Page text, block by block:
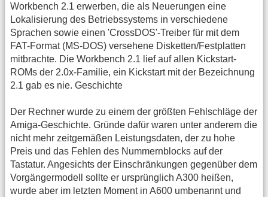
Workbench 2.1 erwerben, die als Neuerungen eine
Lokalisierung des Betriebssystems in verschiedene
Sprachen sowie einen 'CrossDOS'-Treiber für mit dem
FAT-Format (MS-DOS) versehene Disketten/Festplatten
mitbrachte. Die Workbench 2.1 lief auf allen Kickstart-
ROMs der 2.0x-Familie, ein Kickstart mit der Bezeichnung
2.1 gab es nie. Geschichte
Der Rechner wurde zu einem der größten Fehlschläge der
Amiga-Geschichte. Gründe dafür waren unter anderem die
nicht mehr zeitgemäßen Leistungsdaten, der zu hohe
Preis und das Fehlen des Nummernblocks auf der
Tastatur. Angesichts der Einschränkungen gegenüber dem
Vorgängermodell sollte er ursprünglich A300 heißen,
wurde aber im letzten Moment in A600 umbenannt und